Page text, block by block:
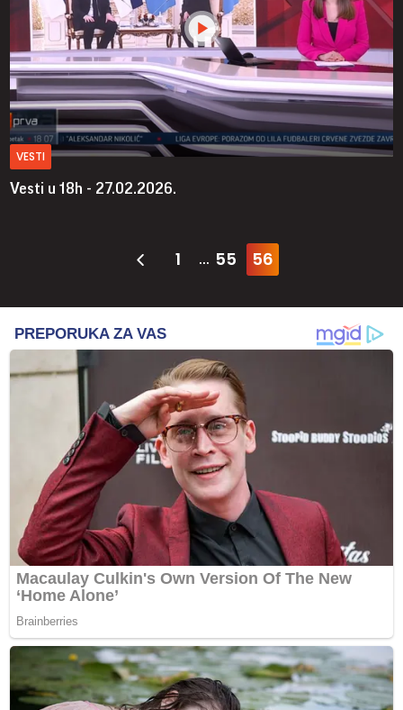
VESTI
Vesti u 18h - 27.02.2026.
1 ... 55 56